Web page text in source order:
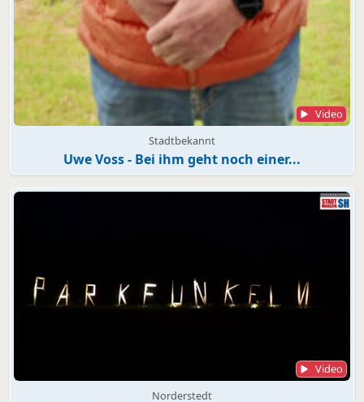
Video
Stadtbekannt
Uwe Voss - Bei ihm geht noch einer...
Video
Norderstedt